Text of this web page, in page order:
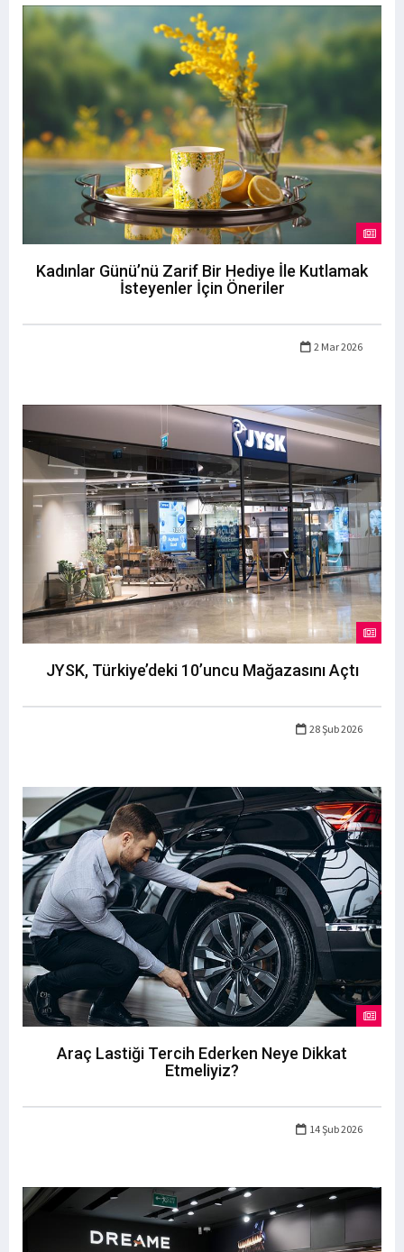
Kadınlar Günü’nü Zarif Bir Hediye İle Kutlamak
İsteyenler İçin Öneriler
2 Mar 2026
JYSK, Türkiye’deki 10’uncu Mağazasını Açtı
28 Şub 2026
Araç Lastiği Tercih Ederken Neye Dikkat
Etmeliyiz?
14 Şub 2026